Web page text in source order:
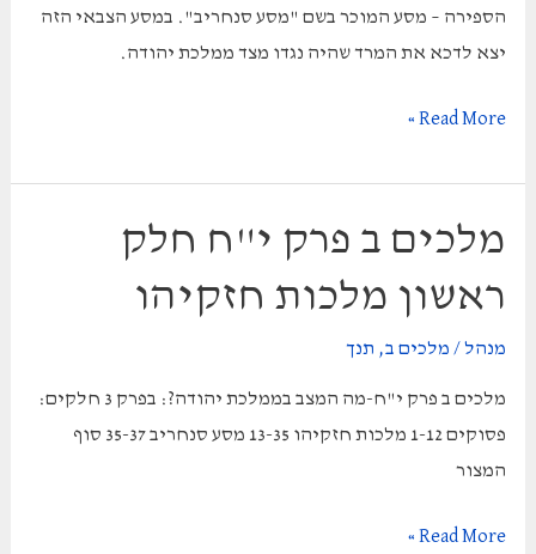
הספירה – מסע המוכר בשם "מסע סנחריב". במסע הצבאי הזה
יצא לדכא את המרד שהיה נגדו מצד ממלכת יהודה.
מלכים
פרק
י"ח
שני
סנחריב
Read More »
מלכים ב פרק י"ח חלק
ראשון מלכות חזקיהו
מנהל/ מלכים ב, תנך
מלכים ב פרק י"ח-מה המצב בממלכת יהודה?: בפרק 3 חלקים:
פסוקים 1-12 מלכות חזקיהו 13-35 מסע סנחריב 35-37 סוף
המצור
מלכים
Read More »